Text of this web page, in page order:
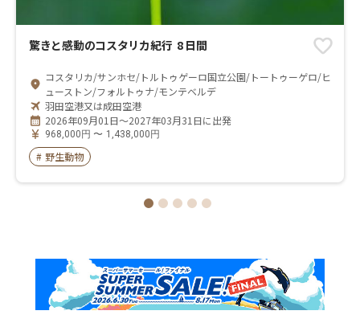
驚きと感動のコスタリカ紀行 8 日間
コスタリカ/サンホセ/トルトゥゲーロ国立公園/トートゥーゲロ/ヒ
ューストン/フォルトゥナ/モンテベルデ
羽田空港又は成田空港
2026年09月01日～2027年03月31日に出発
968,000 円 〜 1,438,000 円
# 野生動物